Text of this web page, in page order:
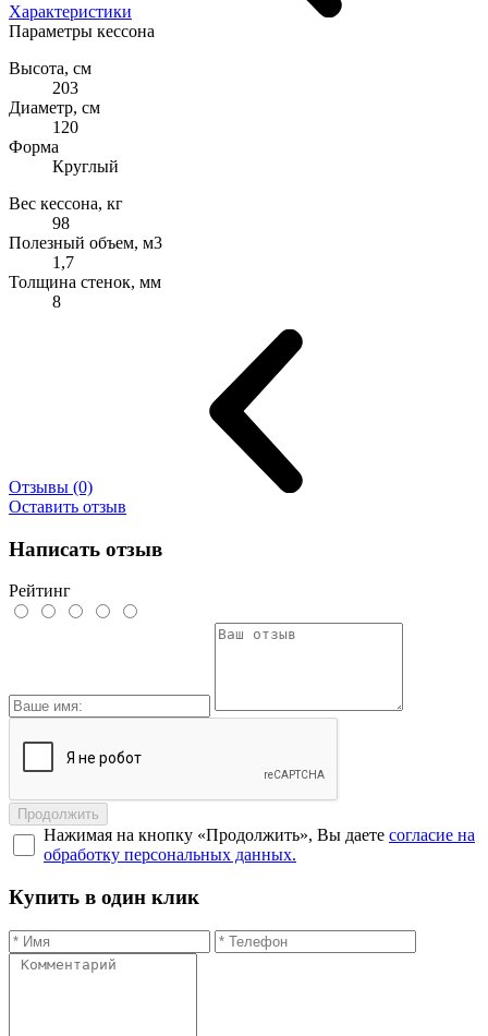
Характеристики
Параметры кессона
Высота, см
203
Диаметр, см
120
Форма
Круглый
Вес кессона, кг
98
Полезный объем, м3
1,7
Толщина стенок, мм
8
Отзывы (0)
Оставить отзыв
Написать отзыв
Рейтинг
Продолжить
Нажимая на кнопку «Продолжить», Вы даете согласие на
обработку персональных данных.
Купить в один клик